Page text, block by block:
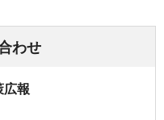
わせ
広報